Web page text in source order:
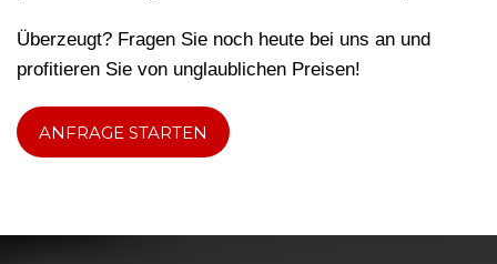
Überzeugt? Fragen Sie noch heute bei uns an und
profitieren Sie von unglaublichen Preisen!
ANFRAGE STARTEN